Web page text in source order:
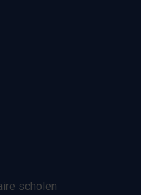
scholen